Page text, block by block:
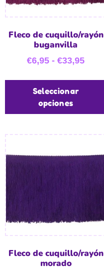
Fleco de cuquillo/rayón
buganvilla
€6,95 - €33,95
Seleccionar
opciones
Fleco de cuquillo/rayón
morado